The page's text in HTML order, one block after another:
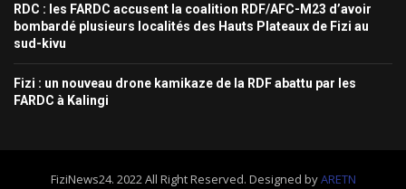
RDC : les FARDC accusent la coalition RDF/AFC-M23 d’avoir
bombardé plusieurs localités des Hauts Plateaux de Fizi au
sud-kivu
Fizi : un nouveau drone kamikaze de la RDF abattu par les
FARDC à Kalingi
FiziNews24. 2022 All Right Reserved. Designed byARETN